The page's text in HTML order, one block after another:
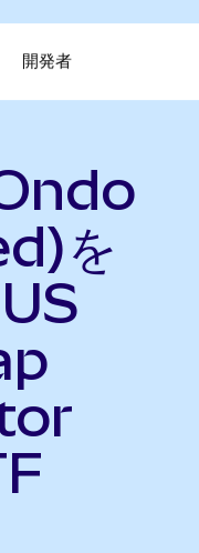
開発者
を